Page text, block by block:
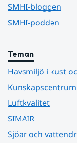
SMHI-bloggen
SMHI-podden
Teman
Havsmiljö i kust
Luftkvalitet
SIMAIR
Sjöar och